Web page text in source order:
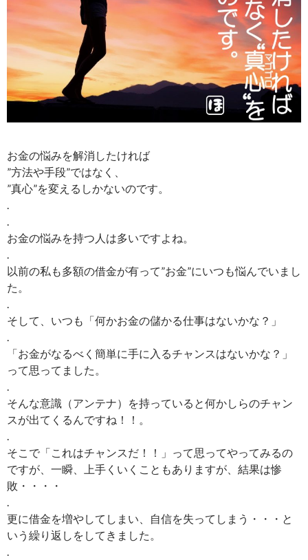
お金の悩みを解消したければ
”方法や手段”ではなく、
”真心”を変えるしかないのです。
.
.
お金の悩みを持つ人は多いですよね。
.
以前の私も多額の借金が有って”お金”にいつも悩んでいまし
た。
.
そして、いつも「何かお金の儲かる仕事はないかな？」
.
「お金がなるべく簡単に手に入るチャンスはないかな？」
って思ってました。
.
そんな意識（アンテナ）を持っていると何かしらのチャン
スが出てくるんですね！！。
.
そこで「これはチャンスだ！！」って思ってやってみるの
ですが、一瞬、上手くいくこともありますが、結果は惨
敗・・・・
.
更に借金を増やしてしまい、自信を失ってしまう・・・と
いう繰り返しをしてきました。
.